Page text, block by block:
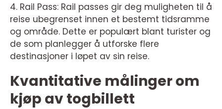
4. Rail Pass: Rail passes gir deg muligheten til å
reise ubegrenset innen et bestemt tidsramme
og område. Dette er populært blant turister og
de som planlegger å utforske flere
destinasjoner i løpet av sin reise.
Kvantitative målinger om
kjøp av togbillett